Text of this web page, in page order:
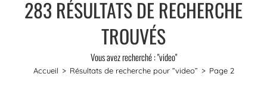
283 RÉSULTATS DE RECHERCHE
TROUVÉS
Vous avez recherché : "video"
Accueil > Résultats de recherche pour“video” > Page 2